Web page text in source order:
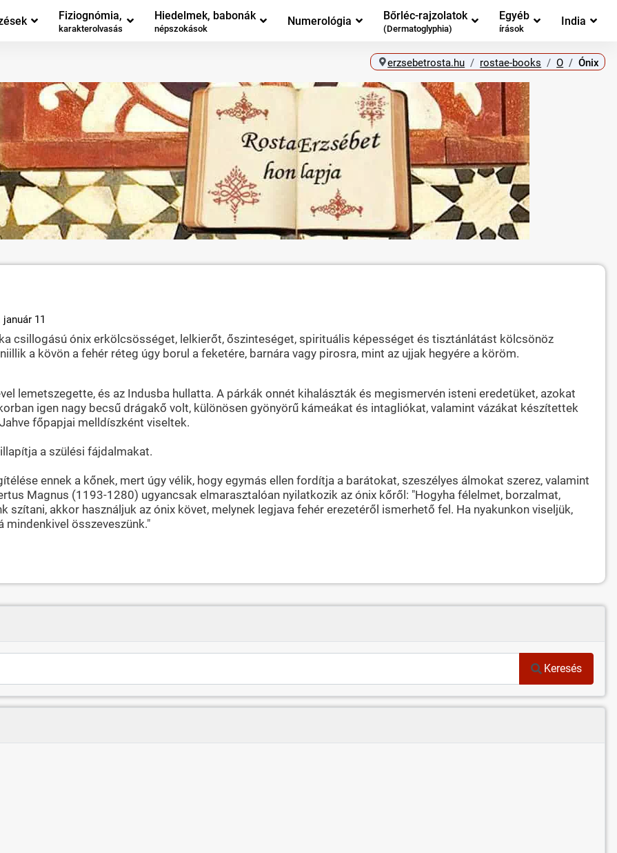
Fiziognómia,
karakterolvasás
Hiedelmek, babonák
népszokások
Numerológia Bőrléc-rajzolatok
(Dermatoglyphia)
Egyéb
írások
India
erzsebetrosta.hu rostae-books O Ónix
11
csillogású ónix erkölcsösséget, lelkierőt, őszinteséget, spirituális képességet és tisztánlátást kölcsönöz
a kövön a fehér réteg úgy borul a feketére, barnára vagy pirosra, mint az ujjak hegyére a köröm.
lemetszegette, és az Indusba hullatta. A párkák onnét kihalászták és megismervén isteni eredetüket, azokat
igen nagy becsű drágakő volt, különösen gyönyörű kámeákat és intagliókat, valamint vázákat készítettek
főpapjai melldíszként viseltek.
a szülési fájdalmakat.
ennek a kőnek, mert úgy vélik, hogy egymás ellen fordítja a barátokat, szeszélyes álmokat szerez, valamint
Magnus (1193-1280) ugyancsak elmarasztalóan nyilatkozik az ónix kőről: "Hogyha félelmet, borzalmat,
szítani, akkor használjuk az ónix követ, melynek legjava fehér erezetéről ismerhető fel. Ha nyakunkon viseljük,
összeveszünk."
Keresés